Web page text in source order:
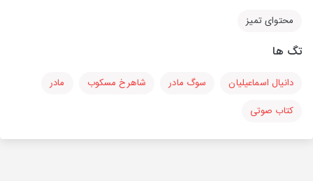
محتوای تمیز
تگ ها
دانیال اسماعیلیان سوگ مادر شاهرخ مسکوب
مادر
کتاب صوتی